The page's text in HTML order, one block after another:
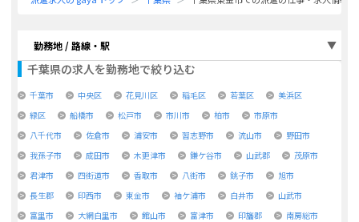
勤務地 / 路線・駅
千葉県の求人を勤務地で絞り込む
千葉市 中央区 花見川区 稲毛区 若葉区
美浜区
緑区
船橋市 松戸市 市川市 柏市
市原市
八千代市
佐倉市 浦安市 習志野市 流山市
野田市
我孫子市
成田市 木更津市 鎌ケ谷市 山武郡
茂原市
君津市
四街道市 香取市 八街市 銚子市
旭市
長生郡
印西市 東金市 袖ケ浦市 白井市
山武市
富里市
大網白里市 館山市 富津市 印旛郡
南房総市